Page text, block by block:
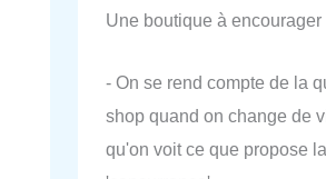
Une boutique à
- On se rend compte de la
shop quand on change de
qu'on voit ce que propose la